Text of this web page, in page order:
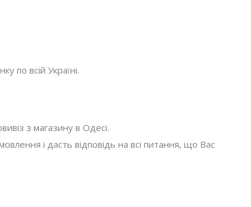
по всій Україні.
з магазину в Одесі.
і дасть відповідь на всі питання, що Вас